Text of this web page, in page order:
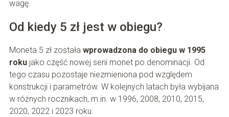
wagę.
Od kiedy 5 zł jest w obiegu?
Moneta 5 zł została wprowadzona do obiegu w 1995
rokujako część nowej serii monet po denominacji. Od
tego czasu pozostaje niezmieniona pod względem
konstrukcji i parametrów. W kolejnych latach była wybijana
w różnych rocznikach, m.in. w 1996, 2008, 2010, 2015,
2020, 2022 i 2023 roku.